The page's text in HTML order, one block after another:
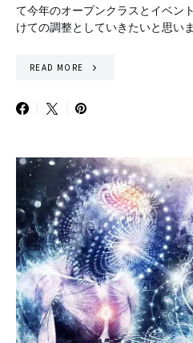
て今年のオープンクラスとイベン
けての調整としていきたいと思い
READ MORE